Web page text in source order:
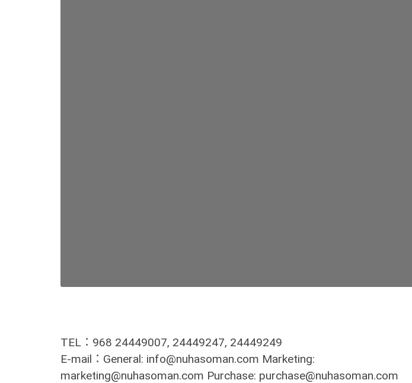
TEL：968 24449007, 24449247, 24449249
E-mail：General: info@nuhasoman.com Marketing:
marketing@nuhasoman.com Purchase: purchase@nuhasoman.com